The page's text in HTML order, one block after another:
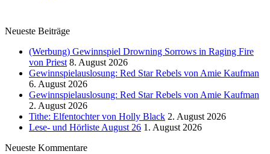
Neueste Beiträge
(Werbung) Gewinnspiel Drowning Sorrows in Raging Fire
von Priest 8. August 2026
Gewinnspielauslosung: Red Star Rebels von Amie Kaufman
6. August 2026
Gewinnspielauslosung: Red Star Rebels von Amie Kaufman
2. August 2026
Tithe: Elfentochter von Holly Black 2. August 2026
Lese- und Hörliste August 26 1. August 2026
Neueste Kommentare